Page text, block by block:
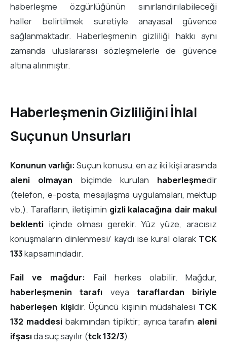
haberleşme özgürlüğünün sınırlandırılabileceği
haller belirtilmek suretiyle anayasal güvence
sağlanmaktadır. Haberleşmenin gizliliği hakkı aynı
zamanda uluslararası sözleşmelerle de güvence
altına alınmıştır.
Haberleşmenin Gizliliğini İhlal
Suçunun Unsurları
Konunun varlığı:Suçun konusu, en az iki kişi arasında
aleni olmayan biçimde kurulan haberleşmedir
(telefon, e-posta, mesajlaşma uygulamaları, mektup
vb.). Tarafların, iletişimin gizli kalacağına dair makul
beklenti içinde olması gerekir. Yüz yüze, aracısız
konuşmaların dinlenmesi/ kaydı ise kural olarak TCK
133kapsamındadır.
Fail ve mağdur: Fail herkes olabilir. Mağdur,
haberleşmenin tarafı veya taraflardan biriyle
haberleşen kişidir. Üçüncü kişinin müdahalesi TCK
132 maddesibakımından tipiktir; ayrıca tarafın aleni
ifşasıda suç sayılır (tck 132/3).